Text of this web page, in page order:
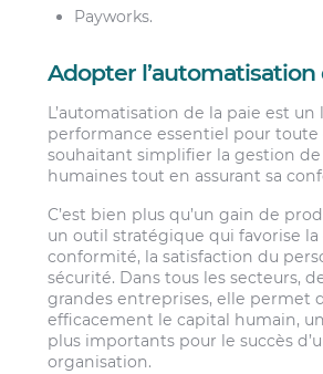
Payworks.
Adopter l’automatisation
L’automatisation de la paie est un
performance essentiel pour
souhaitant simplifier la gestion de
humaines tout en assurant sa
C’est bien plus qu’un gain de
un outil stratégique qui favorise la
conformité, la satisfaction du
sécurité. Dans tous les secteurs,
grandes entreprises, elle permet
efficacement le capital humain,
plus importants pour le succès
organisation.